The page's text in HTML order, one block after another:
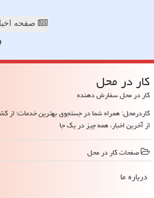
صفحه
كار در محل
کار در محل سفارش دهنده
کاردرمحل: همراه شما در جستجوی بهترین خدمات؛ از
از آخرین اخبار، همه چیز در یک جا
صفحات كار در محل
درباره ما